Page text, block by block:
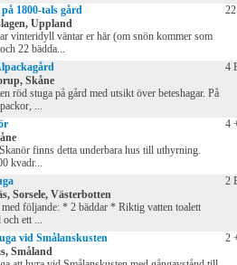
1800-tals gård
Uppland
vinteridyll väntar er här (om snön kommer som
22 bädda...
Skåne
röd stuga på gård med utsikt över beteshagar. På
...
4
finns detta underbara hus till uthyrning.
kvadr...
4
Sorsele, Västerbotten
med följande: * 2 bäddar * Riktig vatten toalett
ett ...
2
vid Smålanskusten
Småland
2